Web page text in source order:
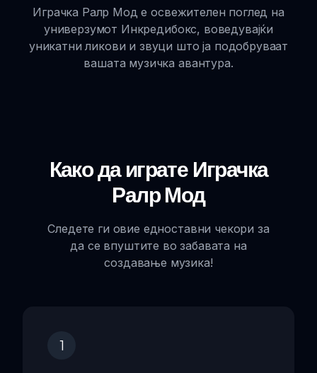
Играчка Ралр Мод е освежителен поглед на
универзумот Инкредибокс, воведувајќи
уникатни ликови и звуци што ја подобруваат
вашата музичка авантура.
Како да играте Играчка
Ралр Мод
Следете ги овие едноставни чекори за
да се впуштите во забавата на
создавање музика!
1